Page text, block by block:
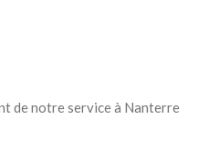
de notre service à Nanterre